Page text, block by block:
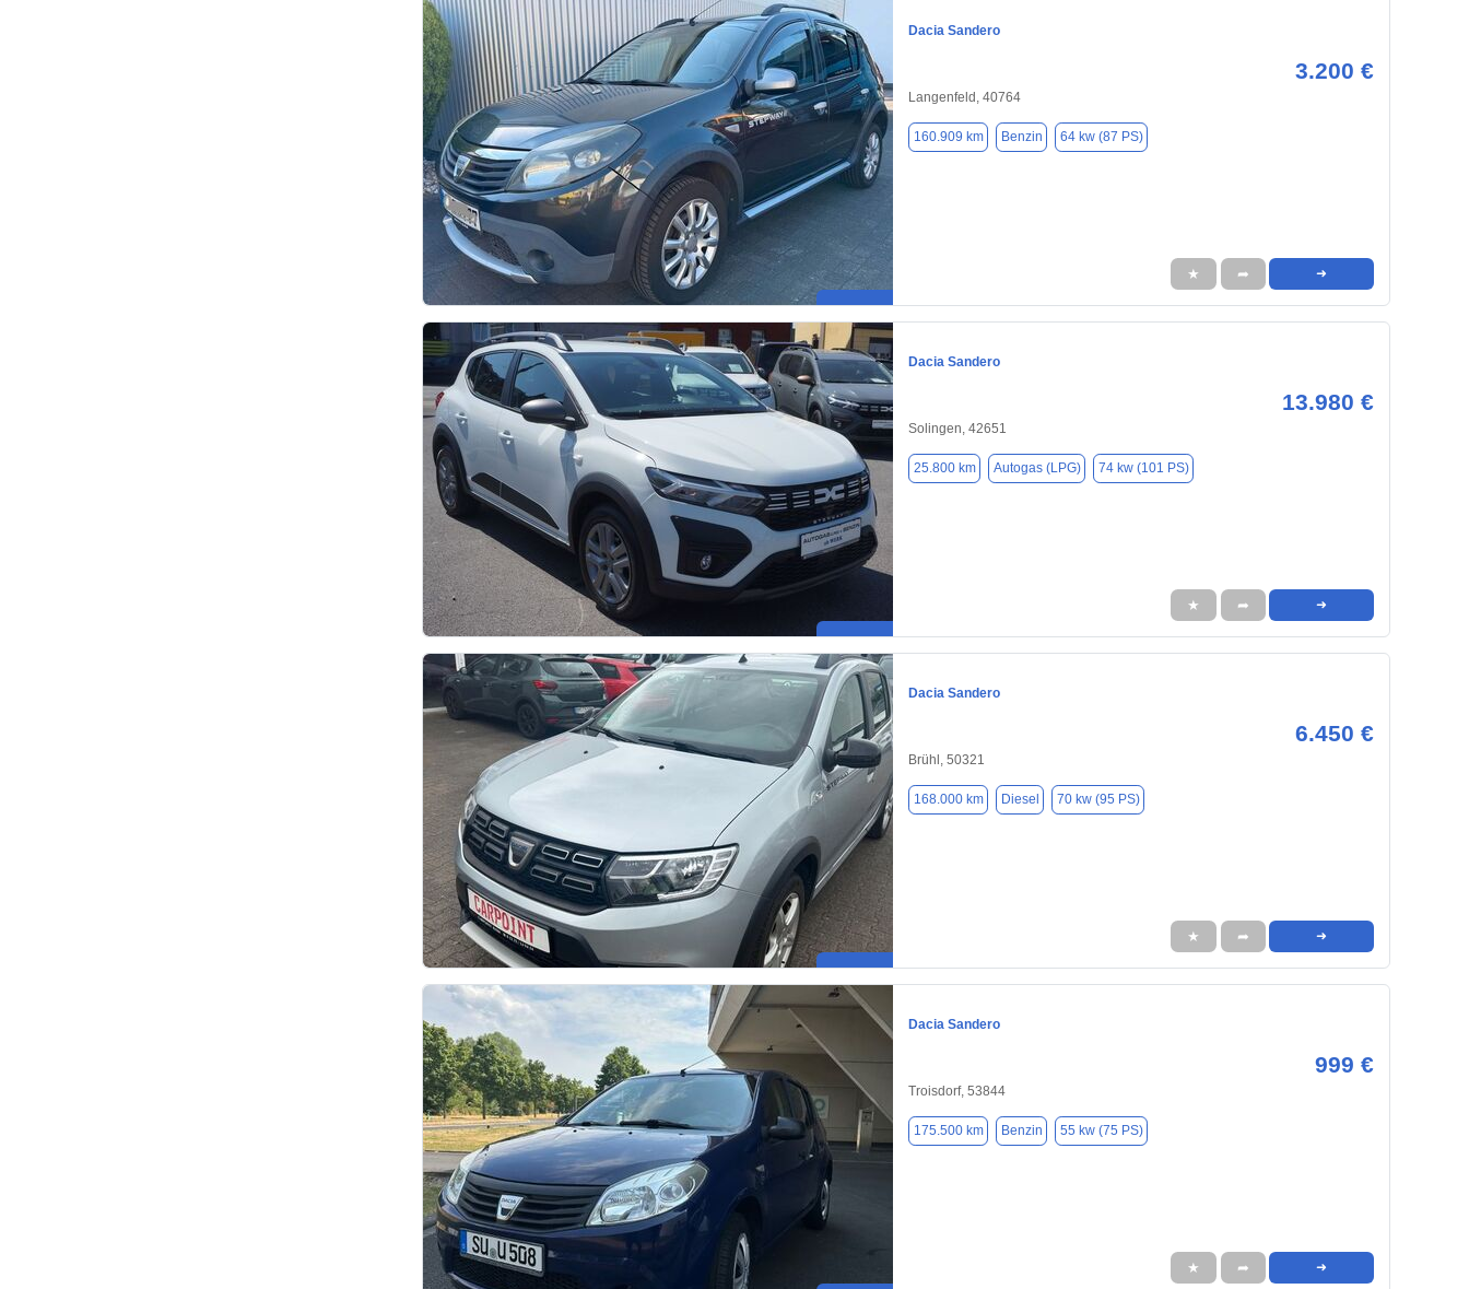
Dacia Sandero
3.200 €
Langenfeld, 40764
160.909 km Benzin 64 kw (87 PS)
★ ➦ ➜
Dacia Sandero
13.980 €
Solingen, 42651
25.800 km Autogas (LPG) 74 kw (101 PS)
★ ➦ ➜
Dacia Sandero
6.450 €
Brühl, 50321
168.000 km Diesel 70 kw (95 PS)
★ ➦ ➜
Dacia Sandero
999 €
Troisdorf, 53844
175.500 km Benzin 55 kw (75 PS)
★ ➦ ➜